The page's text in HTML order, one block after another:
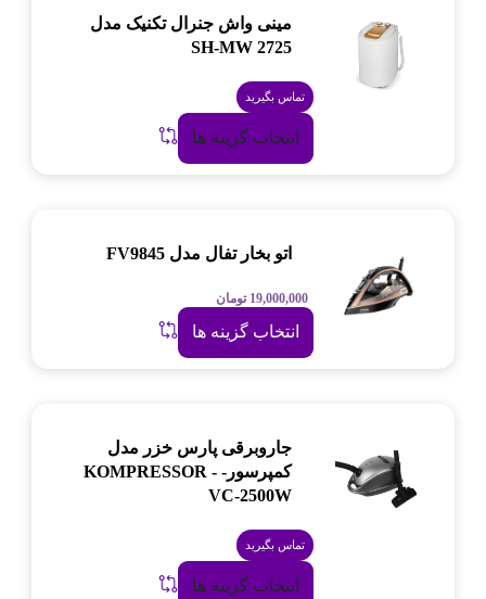
مینی واش جنرال تکنیک مدل
SH-MW 2725
تماس بگیرید
انتخاب گزینه ها
اتو بخار تفال مدل FV9845
19,000,000 تومان
انتخاب گزینه ها
جاروبرقی پارس خزر مدل
کمپرسور- KOMPRESSOR -
VC-2500W
تماس بگیرید
انتخاب گزینه ها